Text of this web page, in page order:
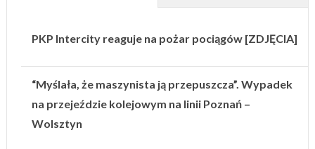
PKP Intercity reaguje na pożar pociągów [ZDJĘCIA]
“Myślała, że maszynista ją przepuszcza”. Wypadek
na przejeździe kolejowym na linii Poznań –
Wolsztyn